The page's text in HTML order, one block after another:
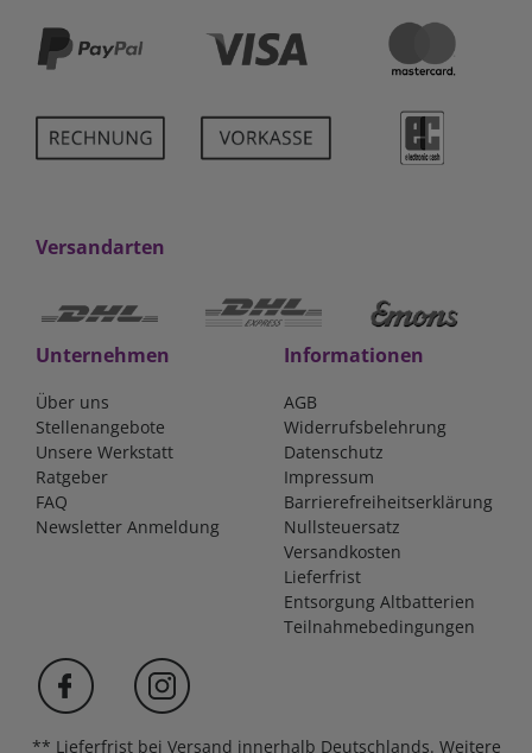
Versandarten
Unternehmen
Über uns
Stellenangebote
Unsere Werkstatt
Ratgeber
FAQ
Newsletter Anmeldung
Informationen
AGB
Widerrufsbelehrung
Datenschutz
Impressum
Barrierefreiheitserklärung
Nullsteuersatz
Versandkosten
Lieferfrist
Entsorgung Altbatterien
Teilnahmebedingungen
** Lieferfrist bei Versand innerhalb Deutschlands. Weitere